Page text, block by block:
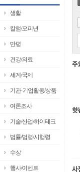
생활
칼럼/오피년
만평
건강/의료
세계/국제
기관·기업활동/상품
여론조사
기술/산업/하이테크
법률/법령/시행령
수상
행사/이벤트